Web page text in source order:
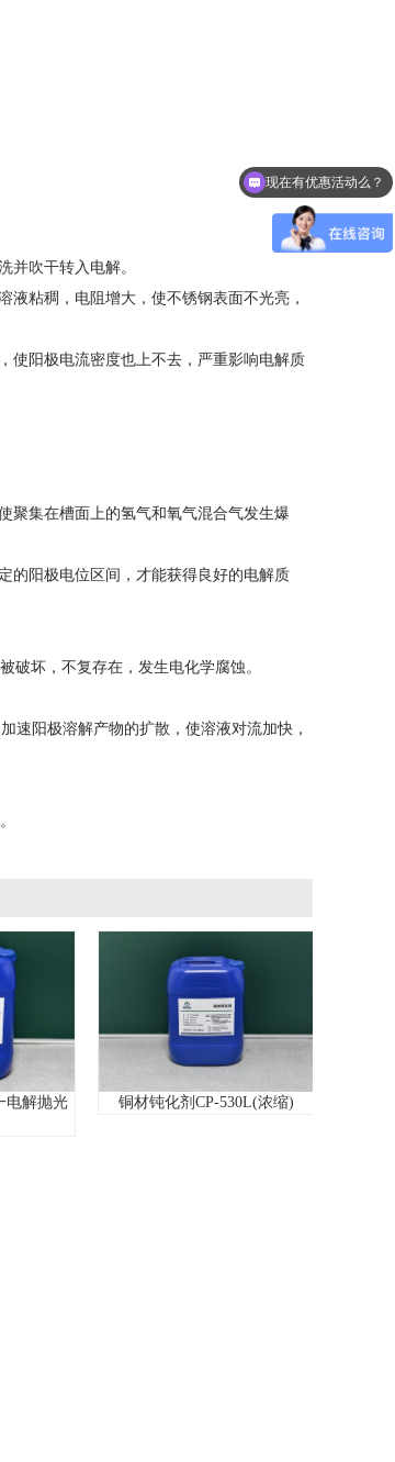
并吹干转入电解。
粘稠，电阻增大，使不锈钢表面不光亮，
使阳极电流密度也上不去，严重影响电解质
聚集在槽面上的氢气和氧气混合气发生爆
的阳极电位区间，才能获得良好的电解质
破坏，不复存在，发生电化学腐蚀。
速阳极溶解产物的扩散，使溶液对流加快，
铜材钝化剂CP-530L(浓缩)
现在有优惠活动么？
更多请来电咨询